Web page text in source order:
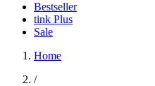
Bestseller
tink Plus
Sale
Home
/